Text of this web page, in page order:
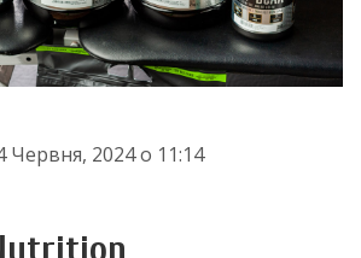
Червня, 2024о 11:14